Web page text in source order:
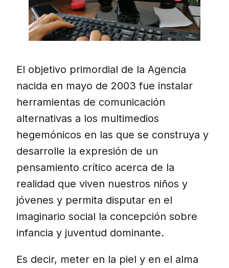
El objetivo primordial de la Agencia
nacida en mayo de 2003 fue instalar
herramientas de comunicación
alternativas a los multimedios
hegemónicos en las que se construya y
desarrolle la expresión de un
pensamiento crítico acerca de la
realidad que viven nuestros niños y
jóvenes y permita disputar en el
imaginario social la concepción sobre
infancia y juventud dominante.
Es decir, meter en la piel y en el alma